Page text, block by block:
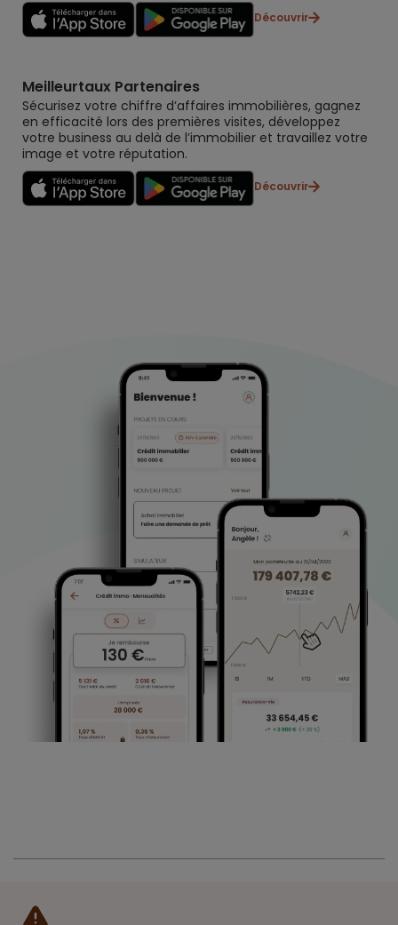
Découvrir
Meilleurtaux Partenaires
Sécurisez votre chiffre d’affaires immobilières, gagnez
en efficacité lors des premières visites, développez
votre business au delà de l’immobilier et travaillez votre
image et votre réputation.
Découvrir